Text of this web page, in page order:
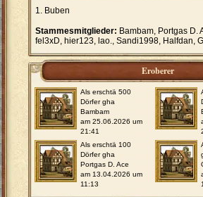
Buben
Stammesmitglieder: Bambam, Portgas D.
fel3xD, hier123, lao., Sandi1998, Halfdan,
Eroberer
Als erschtä 500
Dörfer gha
Bambam
am 25.06.2026 um
21:41
Als erschtä 100
Dörfer gha
Portgas D. Ace
am 13.04.2026 um
11:13